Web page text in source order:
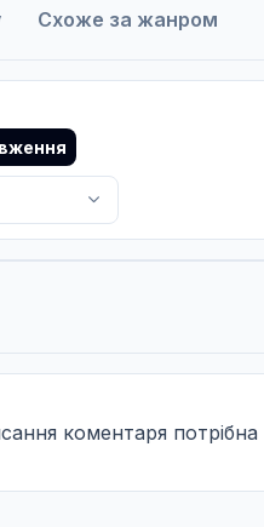
Схоже за жанром
коментаря потрібна